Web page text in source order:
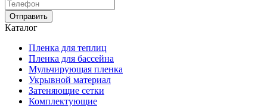
Отправить
Каталог
Пленка для теплиц
Пленка для бассейна
Мульчирующая пленка
Укрывной материал
Затеняющие сетки
Комплектующие